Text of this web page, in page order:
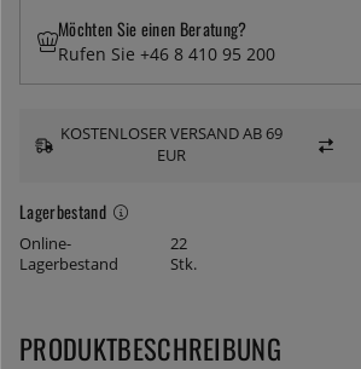
Lagerbestand
Online-
Lagerbestand
22
Stk.
Möchten Sie einen Beratung?
Rufen Sie +46 8 410 95 200
KOSTENLOSER VERSAND AB 69
EUR
PRODUKTBESCHREIBUNG